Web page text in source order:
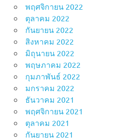
พฤศจิกายน 2022
ตุลาคม 2022
กันยายน 2022
สิงหาคม 2022
มิถุนายน 2022
พฤษภาคม 2022
กุมภาพันธ์ 2022
มกราคม 2022
ธันวาคม 2021
พฤศจิกายน 2021
ตุลาคม 2021
กันยายน 2021